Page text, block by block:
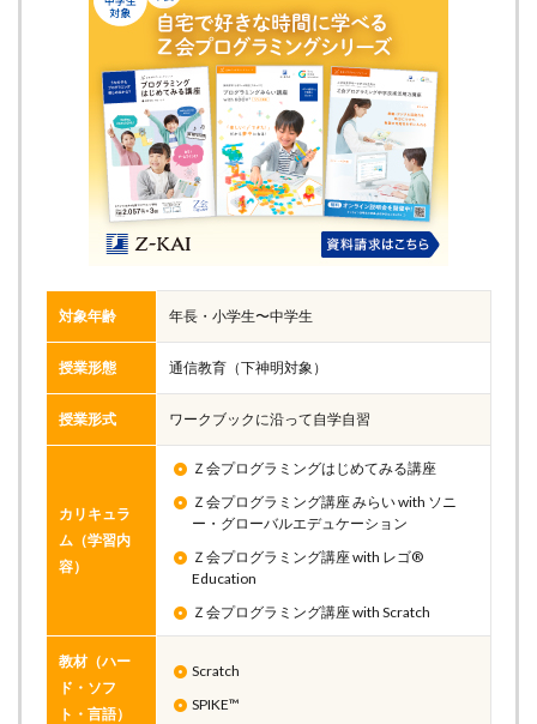
対象年齢 年長・小学生〜中学生
授業形態 通信教育（下神明対象）
授業形式 ワークブックに沿って自学自習
カリキュラ
ム（学習内
容）
Ｚ会プログラミングはじめてみる講座
Ｚ会プログラミング講座 みらい with ソニ
ー・グローバルエデュケーション
Ｚ会プログラミング講座 with レゴ®
Education
Ｚ会プログラミング講座 with Scratch
教材（ハー
ド・ソフ
ト・言語）
Scratch
SPIKE™